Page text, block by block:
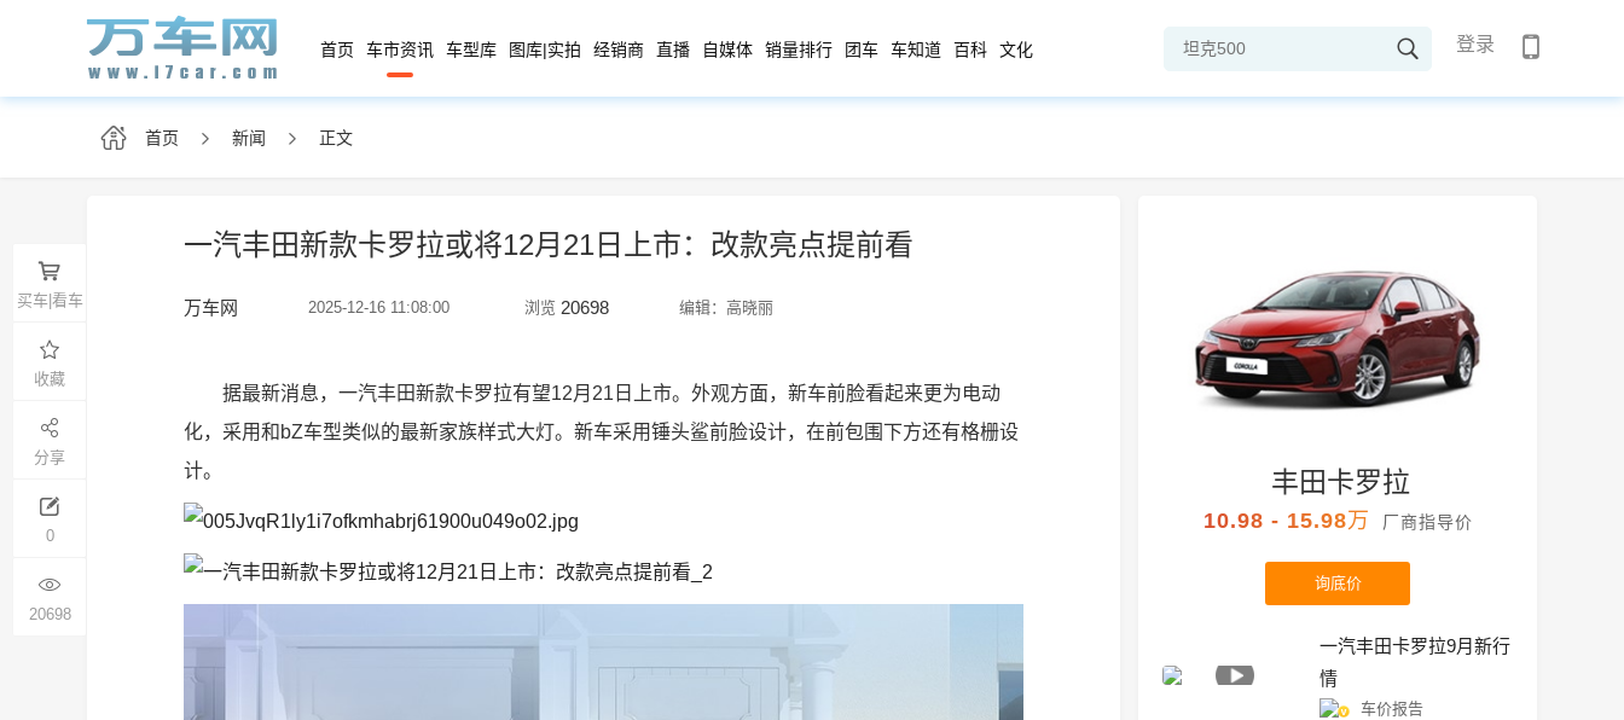
首页 车市资讯 车型库 图库|实拍 经销商 直播 自媒体 销量排行 团车 车知道 百科 文化 登录
首页 新闻 正文
一汽丰田新款卡罗拉或将12月21日上市：改款亮点提前看
万车网 2025-12-16 11:08:00 浏览 20698 编辑：高晓丽
买车|看车
收藏
分享
0
20698
据最新消息，一汽丰田新款卡罗拉有望12月21日上市。 外观方面，新车前脸看起来更为电动
化，采用和bZ车型类似的最新家族样式大灯。新车采用锤头鲨前脸设计，在前包围下方还有格栅设
计。
丰田卡罗拉
10.98 - 15.98万 厂商指导价
询底价
一汽丰田卡罗拉9月新行
情
车价报告